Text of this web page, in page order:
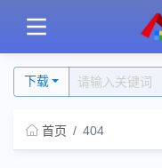
下载
首页 404